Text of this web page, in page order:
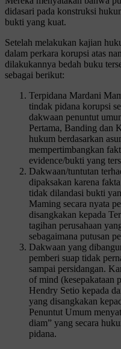
didasari pada konstruksi
bukti yang kuat.
Setelah melakukan kajian
dalam perkara korupsi atas
dilakukannya bedah buku
sebagai berikut:
Terpidana Mardani
tindak pidana korupsi
dakwaan penuntut
Pertama, Banding dan
hukum berdasarkan
mempertimbangkan
evidence/bukti yang
Dakwaan/tuntutan
dipaksakan karena
tidak dilandasi bukti
Maming secara nyata
disangkakan kepada
tagihan perusahaan
sebagaimana putusan
Dakwaan yang
pemberi suap tidak
sampai persidangan.
of mind (kesepakataan
Hendry Setio kepada
yang disangkakan
Penuntut Umum
diam” yang secara
pidana.